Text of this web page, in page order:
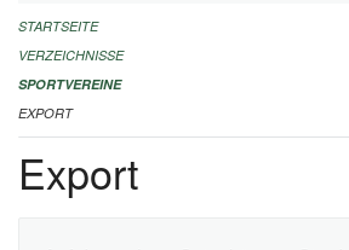
ALLGEMEINE INFORMATIONEN
FINANZIELLE UNTERSTÜTZUNG
KONTAKT
STARTSEITE
VERZEICHNISSE
SPORTVEREINE
EXPORT
Export